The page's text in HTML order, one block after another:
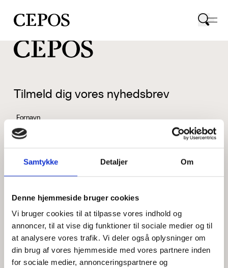
Samtykke Detaljer Om
Denne hjemmeside bruger cookies
Vi bruger cookies til at tilpasse vores indhold og
annoncer, til at vise dig funktioner til sociale medier og til
at analysere vores trafik. Vi deler også oplysninger om
din brug af vores hjemmeside med vores partnere inden
for sociale medier, annonceringspartnere og
CEPOS logo
Tilmeld dig vores nyhedsbrev
Fornavn
Efternavn